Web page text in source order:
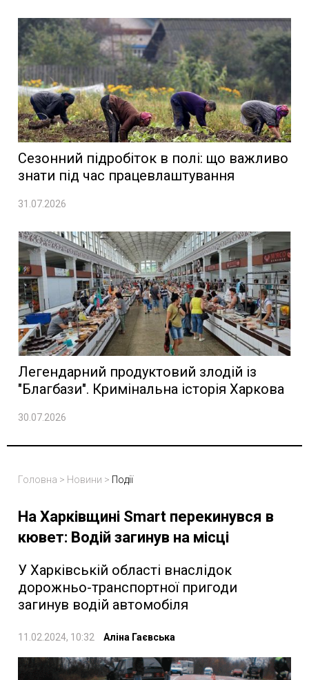
Сезонний підробіток в полі: що важливо
знати під час працевлаштування
31.07.2026
Легендарний продуктовий злодій із
"Благбази". Кримінальна історія Харкова
30.07.2026
Головна > Новини > Події
На Харківщині Smart перекинувся в
кювет: Водій загинув на місці
У Харківській області внаслідок
дорожньо-транспортної пригоди
загинув водій автомобіля
11.02.2024, 10:32 Аліна Гаєвська